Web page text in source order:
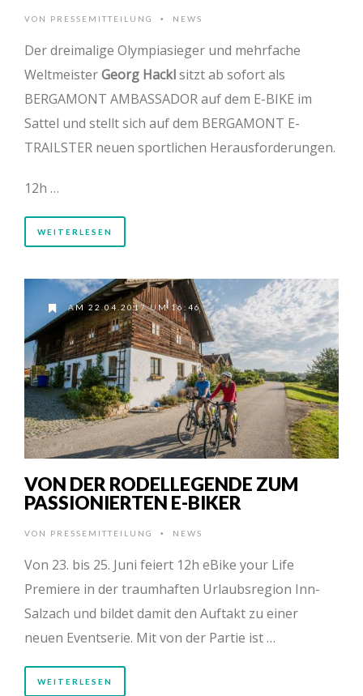
VON PRESSEMITTEILUNG • NEWS
Der dreimalige Olympiasieger und mehrfache
WeltmeisterGeorg Hacklsitzt ab sofort als
BERGAMONT AMBASSADOR auf dem E-BIKE im
Sattel und stellt sich auf dem BERGAMONT E-
TRAILSTER neuen sportlichen Herausforderungen.
12h …
WEITERLESEN
AM 22.04.2017 UM 16:46
VON DER RODELLEGENDE ZUM
PASSIONIERTEN E-BIKER
VON PRESSEMITTEILUNG • NEWS
Von 23. bis 25. Juni feiert 12h eBike your Life
Premiere in der traumhaften Urlaubsregion Inn-
Salzach und bildet damit den Auftakt zu einer
neuen Eventserie. Mit von der Partie ist …
WEITERLESEN